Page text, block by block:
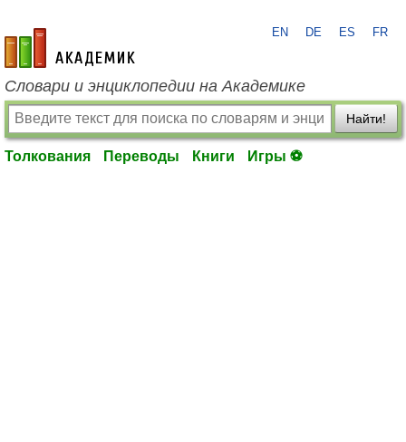
academic.ru
EN DE ES FR
Словари и энциклопедии на Академике
Найти!
Толкования Переводы Книги Игры ⚽